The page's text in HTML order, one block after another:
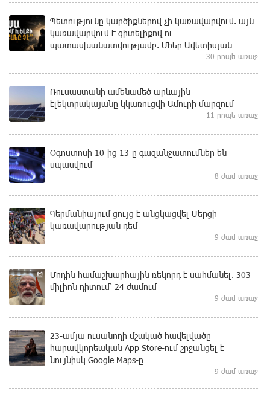
Պետությունը կարծիքներով չի կառավարվում. այն
կառավարվում է գիտելիքով ու
պատասխանատվությամբ. Մհեր Ավետիսյան
30 րոպե առաջ
Ռուսաստանի ամենամեծ արևային
էլեկտրակայանը կկառուցվի Ամուրի մարզում
11 րոպե առաջ
Օգոստոսի 10-ից 13-ը գազանջատումներ են
սպասվում
8 ժամ առաջ
Գերմանիայում ցույց է անցկացվել Մերցի
կառավարության դեմ
9 ժամ առաջ
Մոդին համաշխարհային ռեկորդ է սահմանել. 303
միլիոն դիտում՝ 24 ժամում
9 ժամ առաջ
23-ամյա ուսանողի մշակած հավելվածը
հարավկորեական App Store-ում շրջանցել է
նույնիսկ Google Maps-ը
9 ժամ առաջ